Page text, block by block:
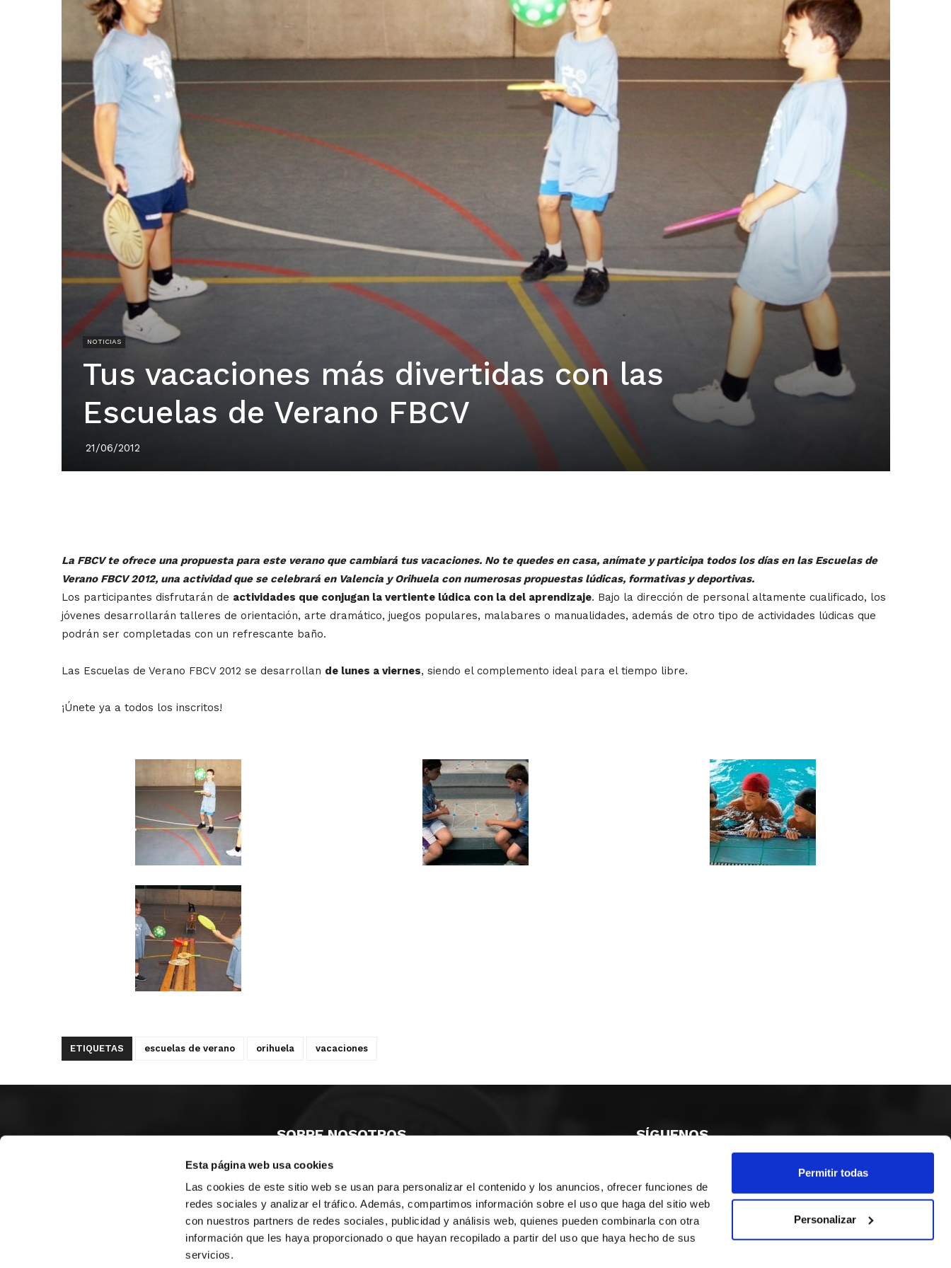
Esta página web usa cookies
Las cookies de este sitio web se usan para personalizar el contenido y los anuncios, ofrecer funciones de
redes sociales y analizar el tráfico. Además, compartimos información sobre el uso que haga del sitio web
con nuestros partners de redes sociales, publicidad y análisis web, quienes pueden combinarla con otra
información que les haya proporcionado o que hayan recopilado a partir del uso que haya hecho de sus
servicios.
Permitir todas
Personalizar
NOTICIAS
Tus vacaciones más divertidas con las
Escuelas de Verano FBCV
21/06/2012
La FBCV te ofrece una propuesta para este verano que cambiará tus vacaciones. No te quedes en casa, anímate y participa todos los días en las Escuelas de
Verano FBCV 2012, una actividad que se celebrará en Valencia y Orihuela con numerosas propuestas lúdicas, formativas y deportivas.
Los participantes disfrutarán de actividades que conjugan la vertiente lúdica con la del aprendizaje. Bajo la dirección de personal altamente cualificado, los
jóvenes desarrollarán talleres de orientación, arte dramático, juegos populares, malabares o manualidades, además de otro tipo de actividades lúdicas que
podrán ser completadas con un refrescante baño.
Las Escuelas de Verano FBCV 2012 se desarrollan de lunes a viernes, siendo el complemento ideal para el tiempo libre.
¡Únete ya a todos los inscritos!
ETIQUETAS escuelas de verano orihuela vacaciones
SOBRE NOSOTROS
CASTELLON
VALENCIA
MONESTIR DE POBLET 14 1ª 3º
ALICANTE
CIUDAD DE MATANZAS 12
fbcv@fbcv.es
SÍGUENOS